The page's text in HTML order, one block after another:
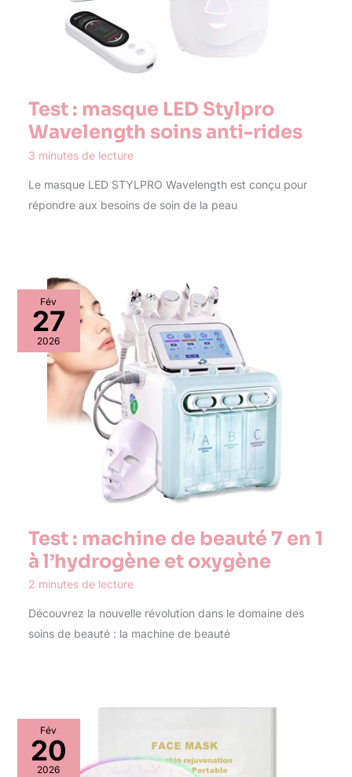
Test : masque LED Stylpro
Wavelength soins anti-rides
3 minutes de lecture
Le masque LED STYLPRO Wavelength est conçu pour
répondre aux besoins de soin de la peau
Fév
27
2026
Test : machine de beauté 7 en 1
à l’hydrogène et oxygène
2 minutes de lecture
Découvrez la nouvelle révolution dans le domaine des
soins de beauté : la machine de beauté
Fév
20
2026